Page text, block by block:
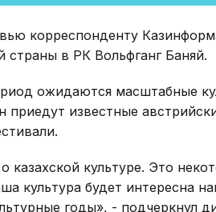
корреспонденту
в РК Вольфганг Баняй.
ожидаются масштабные
приедут известные
казахской культуре. Это
культура будет интересна
годы», - подчеркнул